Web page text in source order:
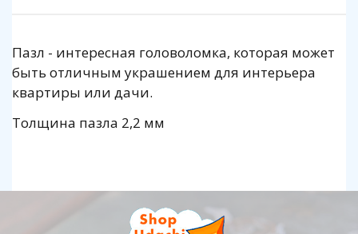
Пазл - интересная головоломка, которая может
быть отличным украшением для интерьера
квартиры или дачи.
Толщина пазла 2,2 мм